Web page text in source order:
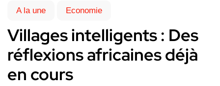
A la une Economie
Villages intelligents : Des
réflexions africaines déjà
en cours